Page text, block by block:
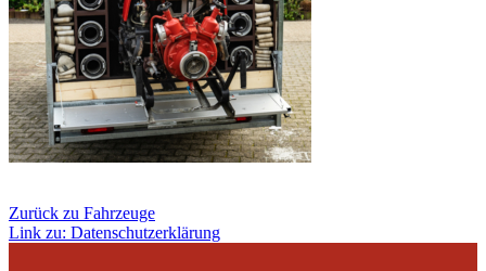
Zurück zu Fahrzeuge
Link zu: Datenschutzerklärung